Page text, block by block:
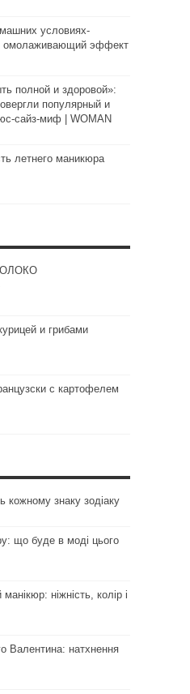
условиях-
омолаживающий эффект
полной и здоровой»:
популярный и
сайз-миф | WOMAN
летнего маникюра
и грибами
с картофелем
кожному знаку зодіаку
що буде в моді цього
ніжність, колір і
Валентина: натхнення